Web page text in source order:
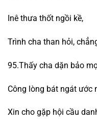
Inê thưa thốt ngồi kề,
Trình cha than hỏi,
95.Thấy cha dặn bảo
Công lòng bát ngát ước
Xin cho gặp hội cầu